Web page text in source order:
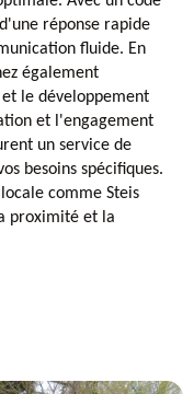
réponse rapide
fluide. En
également
le développement
et l'engagement
un service de
besoins spécifiques.
comme Steis
proximité et la